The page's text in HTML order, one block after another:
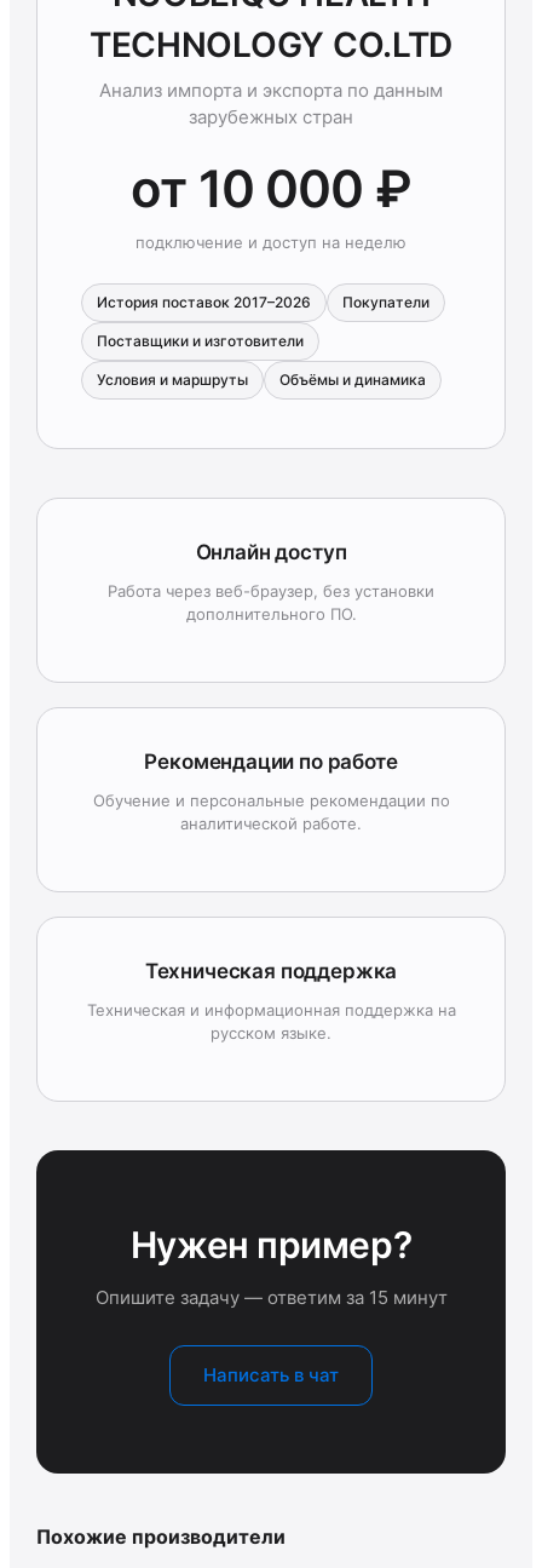
TECHNOLOGY CO.LTD
Анализ импорта и экспорта по данным
зарубежных стран
от 10 000 ₽
подключение и доступ на неделю
История поставок 2017–2026 Покупатели
Поставщики и изготовители
Условия и маршруты Объёмы и динамика
Онлайн доступ
Работа через веб-браузер, без установки
дополнительного ПО.
Рекомендации по работе
Обучение и персональные рекомендации по
аналитической работе.
Техническая поддержка
Техническая и информационная поддержка на
русском языке.
Нужен пример?
Опишите задачу — ответим за 15 минут
Написать в чат
Похожие производители